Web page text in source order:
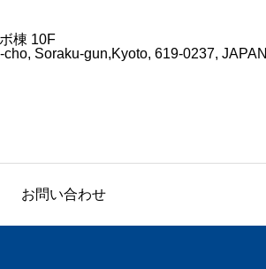
棟 10F
Soraku-gun,Kyoto, 619-0237, JAPAN
お問い合わせ